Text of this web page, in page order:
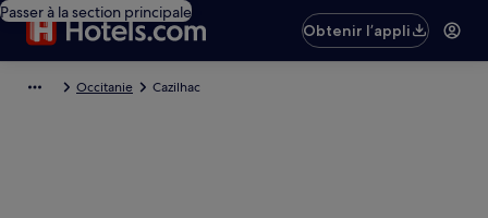
Passer à la section principale
Obtenir l’appli
Occitanie Cazilhac